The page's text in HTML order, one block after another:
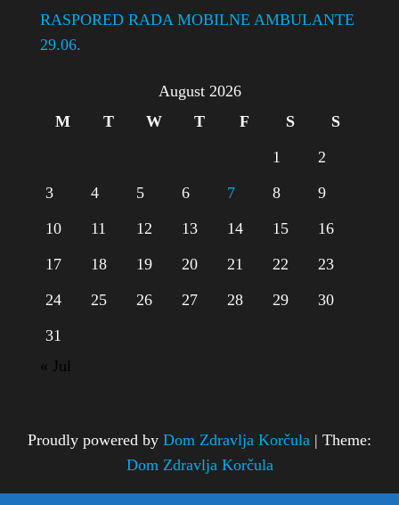
RASPORED RADA MOBILNE AMBULANTE
29.06.
August 2026
M
T W T F S
S
1
2
3
4 5 6 7 8
9
10
11 12 13 14 15
16
17
18 19 20 21 22
23
24
25 26 27 28 29
30
31
« Jul
Proudly powered by Dom Zdravlja Korčula | Theme:
Dom Zdravlja Korčula